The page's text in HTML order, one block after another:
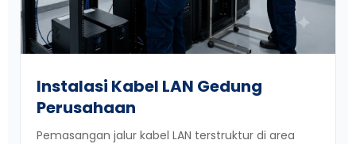
Instalasi Kabel LAN Gedung
Perusahaan
Pemasangan jalur kabel LAN terstruktur di area